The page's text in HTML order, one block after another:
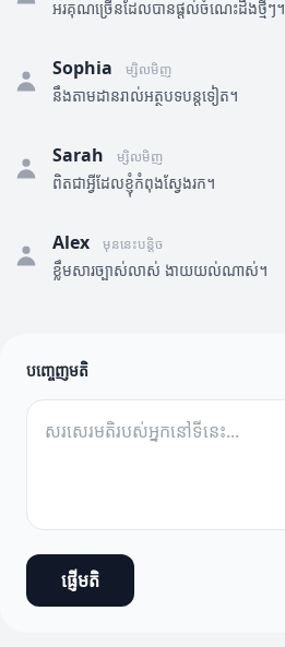
អរគុណច្រើនដែលបានផ្តល់ចំណេះដឹងថ្មីៗ។
Sophia ម្សិលមិញ
នឹងតាមដានរាល់អត្ថបទបន្តទៀត។
Sarah ម្សិលមិញ
ពិតជាអ្វីដែលខ្ញុំកំពុងស្វែងរក។
Alex មុននេះបន្តិច
ខ្លឹមសារច្បាស់លាស់ ងាយយល់ណាស់។
បញ្ចេញមតិ
ផ្ញើមតិ